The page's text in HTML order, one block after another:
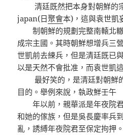
清廷既然把本身對朝鮮的
japan(日聚會本)，這與袁世凱
制朝鮮的規劃完整南轅北轍
成宗主國。其時朝鮮想增兵三
世凱前去練兵，但是清廷既已
以是天然不會批准，而袁世凱
最好笑的，是清廷對朝鮮
目的。舉例來說，執政鮮壬午
年以前，親華派是年夜院
和她的傢族，但是吳長慶率兵
亂，誘縛年夜院君至保定拘押